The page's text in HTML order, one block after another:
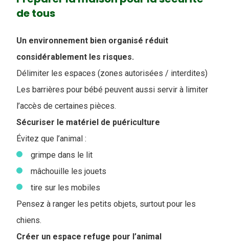
de tous
Un environnement bien organisé réduit
considérablement les risques.
Délimiter les espaces (zones autorisées / interdites)
Les barrières pour bébé peuvent aussi servir à limiter
l’accès de certaines pièces.
Sécuriser le matériel de puériculture
Évitez que l’animal :
grimpe dans le lit
mâchouille les jouets
tire sur les mobiles
Pensez à ranger les petits objets, surtout pour les
chiens.
Créer un espace refuge pour l’animal